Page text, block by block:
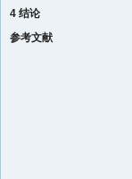
4 结论
参考文献